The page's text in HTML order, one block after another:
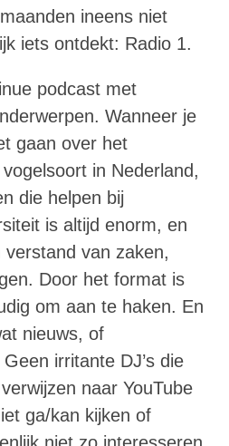
ineens niet
iets ontdekt: Radio 1.
podcast met
Wanneer je
gaan over het
in Nederland,
die helpen bij
is altijd enorm, en
van zaken,
Door het format is
om aan te haken. En
nieuws, of
irritante DJ’s die
naar YouTube
ga/kan kijken of